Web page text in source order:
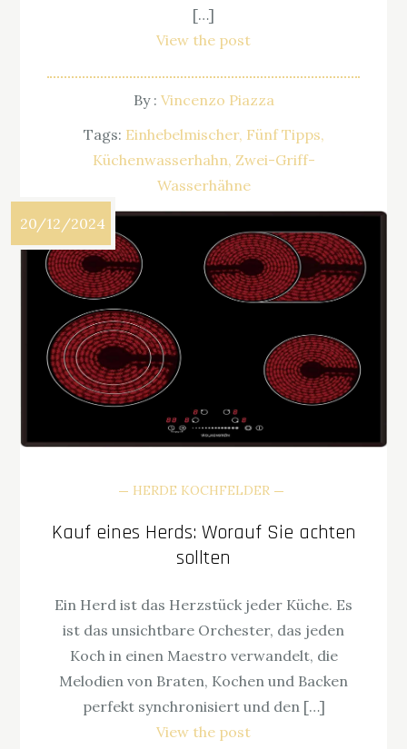
[…]
View the post
By : Vincenzo Piazza
Tags: Einhebelmischer Fünf Tipps
Küchenwasserhahn Zwei-Griff-
Wasserhähne
20/12/2024
HERDE KOCHFELDER
Kauf eines Herds: Worauf Sie achten
sollten
Ein Herd ist das Herzstück jeder Küche. Es
ist das unsichtbare Orchester, das jeden
Koch in einen Maestro verwandelt, die
Melodien von Braten, Kochen und Backen
perfekt synchronisiert und den […]
View the post